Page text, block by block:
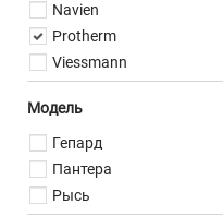
Navien
Protherm
Viessmann
Модель
Гепард
Пантера
Рысь